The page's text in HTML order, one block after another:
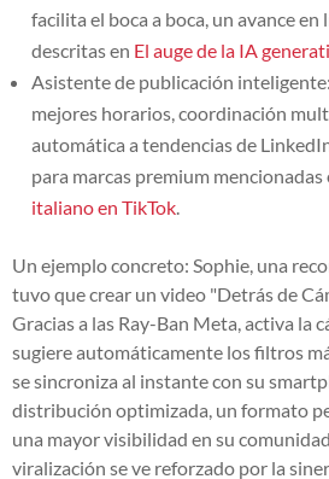
facilita el boca a boca, un avance
descritas en El auge de la IA
Asistente de publicación
mejores horarios, coordinación
automática a tendencias de
para marcas premium mencionadas
italiano en TikTok.
Un ejemplo concreto: Sophie, una
tuvo que crear un video "Detrás de
Gracias a las Ray-Ban Meta, activa la
sugiere automáticamente los filtros
se sincroniza al instante con su
distribución optimizada, un formato
una mayor visibilidad en su
viralización se ve reforzado por la